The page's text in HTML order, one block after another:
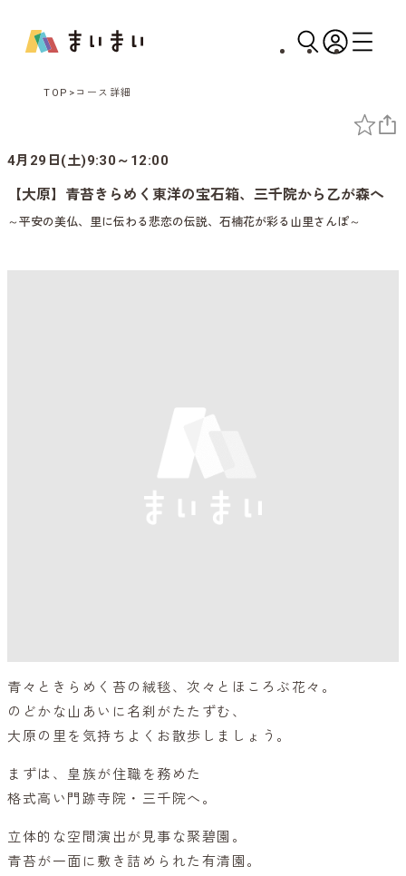
TOP コース詳細
4月29日(土)9:30～12:00
【大原】青苔きらめく東洋の宝石箱、三千院から乙が森へ
～平安の美仏、里に伝わる悲恋の伝説、石楠花が彩る山里さんぽ～
青々ときらめく苔の絨毯、次々とほころぶ花々。
のどかな山あいに名刹がたたずむ、
大原の里を気持ちよくお散歩しましょう。
まずは、皇族が住職を務めた
格式高い門跡寺院・三千院へ。
立体的な空間演出が見事な聚碧園。
青苔が一面に敷き詰められた有清園。